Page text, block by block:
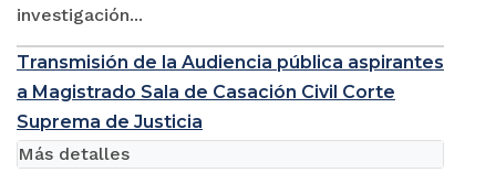
investigación...
Transmisión de la Audiencia pública aspirantes
a Magistrado Sala de Casación Civil Corte
Suprema de Justicia
Más detalles